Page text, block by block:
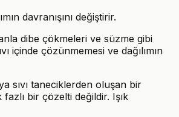
davranışını değiştirir.
dibe çökmeleri ve süzme gibi
içinde çözünmemesi ve dağılımın
sıvı taneciklerden oluşan bir
bir çözelti değildir. Işık